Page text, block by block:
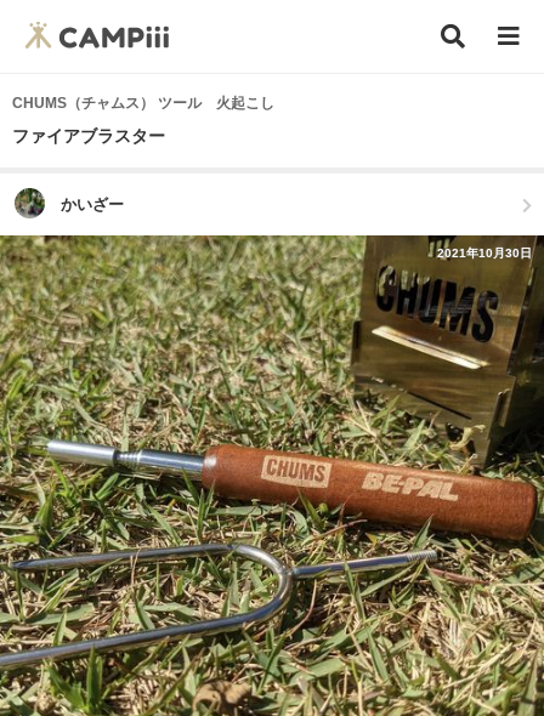
CHUMS（チャムス） ツール 火起こし
ファイアブラスター
かいざー
2021年10月30日